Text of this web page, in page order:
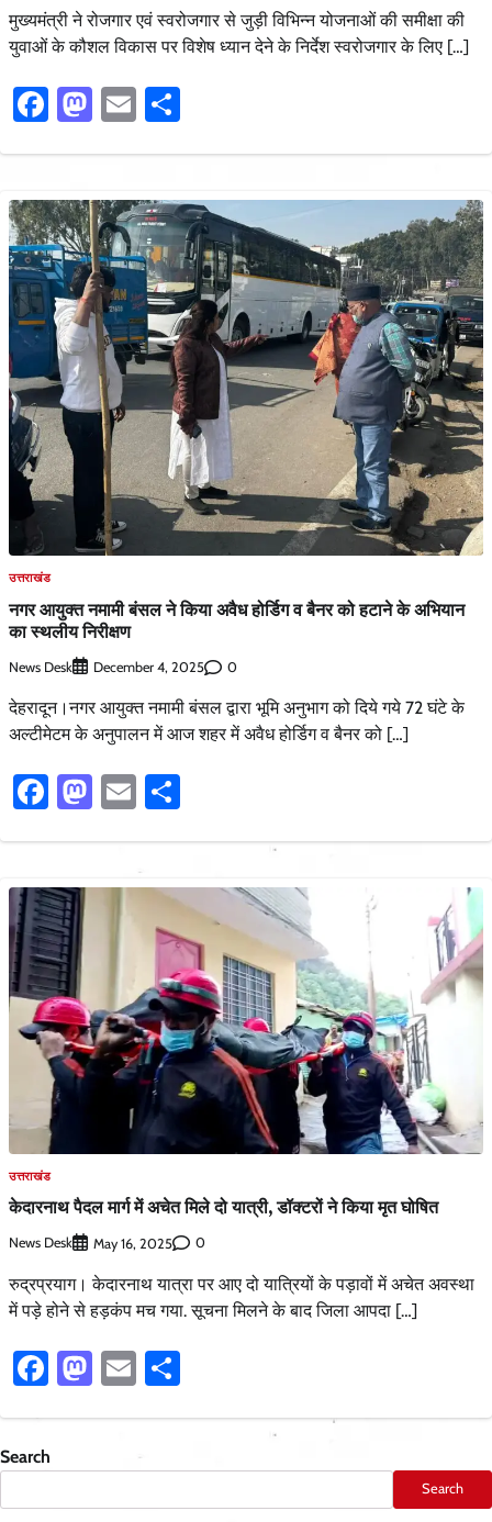
मुख्यमंत्री ने रोजगार एवं स्वरोजगार से जुड़ी विभिन्न योजनाओं की समीक्षा की
युवाओं के कौशल विकास पर विशेष ध्यान देने के निर्देश स्वरोजगार के लिए […]
Facebook
Mastodon
Email
उत्तराखंड
नगर आयुक्त नमामी बंसल ने किया अवैध होर्डिग व बैनर को हटाने के अभियान
का स्थलीय निरीक्षण
News Desk December 4, 2025 0
देहरादून।नगर आयुक्त नमामी बंसल द्वारा भूमि अनुभाग को दिये गये 72 घंटे के
अल्टीमेटम के अनुपालन में आज शहर में अवैध होर्डिग व बैनर को […]
Facebook
Mastodon
Email
उत्तराखंड
केदारनाथ पैदल मार्ग में अचेत मिले दो यात्री, डॉक्टरों ने किया मृत घोषित
News Desk May 16, 2025 0
रुद्रप्रयाग। केदारनाथ यात्रा पर आए दो यात्रियों के पड़ावों में अचेत अवस्था
में पड़े होने से हड़कंप मच गया. सूचना मिलने के बाद जिला आपदा […]
Facebook
Mastodon
Email
Search
Search